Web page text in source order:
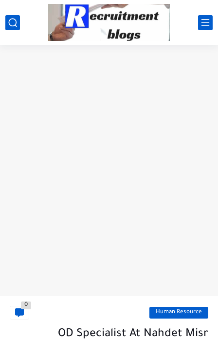
google.com, pub-2091334367487754, DIRECT, f08c47fec0942fa0
Human Resource
0
OD Specialist At Nahdet Misr